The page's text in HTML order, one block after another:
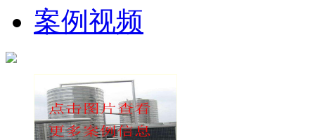
案例视频